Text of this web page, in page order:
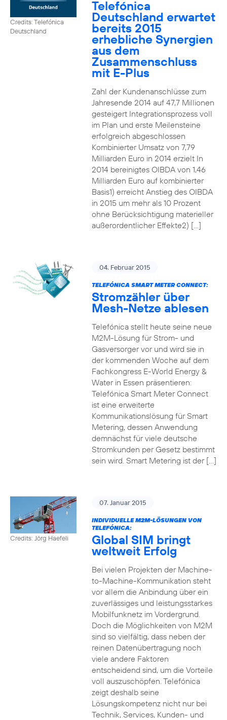
Credits: Telefónica
Deutschland
Telefónica
Deutschland erwartet
bereits 2015
erhebliche Synergien
aus dem
Zusammenschluss
mit E-Plus
Zahl der Kundenanschlüsse zum
Jahresende 2014 auf 47,7 Millionen
gesteigert Integrationsprozess voll
im Plan und erste Meilensteine
erfolgreich abgeschlossen
Kombinierter Umsatz von 7,79
Milliarden Euro in 2014 erzielt In
2014 bereinigtes OIBDA von 1,46
Milliarden Euro auf kombinierter
Basis1) erreicht Anstieg des OIBDA
in 2015 um mehr als 10 Prozent
ohne Berücksichtigung materieller
außerordentlicher Effekte2) […]
04. Februar 2015
TELEFÓNICA SMART METER CONNECT:
Stromzähler über
Mesh-Netze ablesen
Telefónica stellt heute seine neue
M2M-Lösung für Strom- und
Gasversorger vor und wird sie in
der kommenden Woche auf dem
Fachkongress E-World Energy &
Water in Essen präsentieren:
Telefónica Smart Meter Connect
ist eine erweiterte
Kommunikationslösung für Smart
Metering, dessen Anwendung
demnächst für viele deutsche
Stromkunden per Gesetz bestimmt
sein wird. Smart Metering ist der […]
Credits: Jörg Haefeli
07. Januar 2015
INDIVIDUELLE M2M-LÖSUNGEN VON
TELEFÓNICA:
Global SIM bringt
weltweit Erfolg
Bei vielen Projekten der Machine-
to-Machine-Kommunikation steht
vor allem die Anbindung über ein
zuverlässiges und leistungsstarkes
Mobilfunknetz im Vordergrund.
Doch die Möglichkeiten von M2M
sind so vielfältig, dass neben der
reinen Datenübertragung noch
viele andere Faktoren
entscheidend sind, um die Vorteile
voll auszuschöpfen. Telefónica
zeigt deshalb seine
Lösungskompetenz nicht nur bei
Technik, Services, Kunden- und